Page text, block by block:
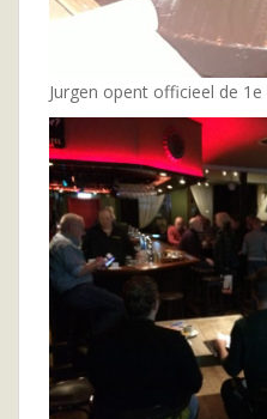
Jurgen opent officieel de